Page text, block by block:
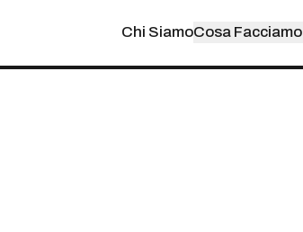
Chi SiamoCosa Facciamo